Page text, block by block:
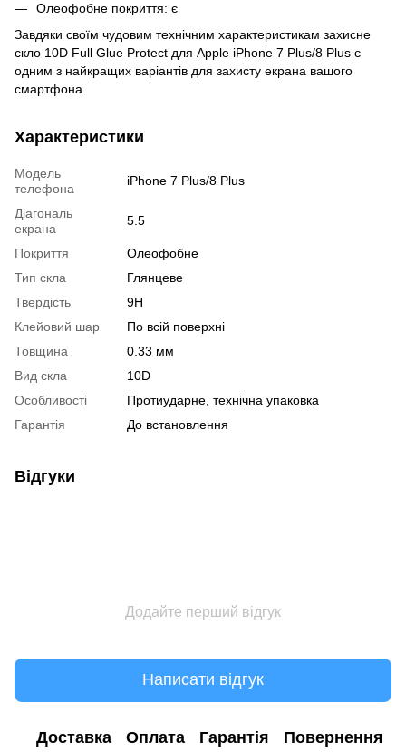
Олеофобне покриття: є
Завдяки своїм чудовим технічним характеристикам захисне
скло 10D Full Glue Protect для Apple iPhone 7 Plus/8 Plus є
одним з найкращих варіантів для захисту екрана вашого
смартфона.
Характеристики
Модель
телефона
iPhone 7 Plus/8 Plus
Діагональ
екрана
5.5
Покриття
Олеофобне
Тип скла
Глянцеве
Твердість
9Н
Клейовий шар
По всій поверхні
Товщина
0.33 мм
Вид скла
10D
Особливості
Протиударне, технічна упаковка
Гарантія
До встановлення
Відгуки
Додайте перший відгук
Написати відгук
Доставка Оплата Гарантія Повернення